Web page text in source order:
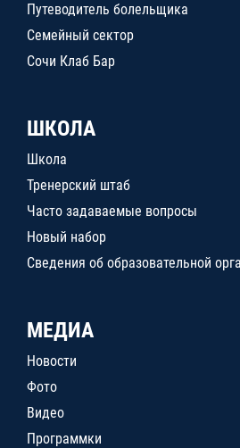
Путеводитель болельщика
Семейный сектор
Сочи Клаб Бар
ШКОЛА
Школа
Тренерский штаб
Часто задаваемые вопросы
Новый набор
Сведения об образовательной
МЕДИА
Новости
Фото
Видео
Программки